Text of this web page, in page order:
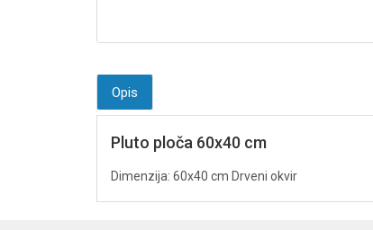
Opis
Pluto ploča 60x40 cm
Dimenzija: 60x40 cm Drveni okvir